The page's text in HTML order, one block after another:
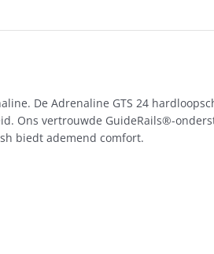
De Adrenaline GTS 24
Ons vertrouwde GuideRails®-
biedt ademend comfort.